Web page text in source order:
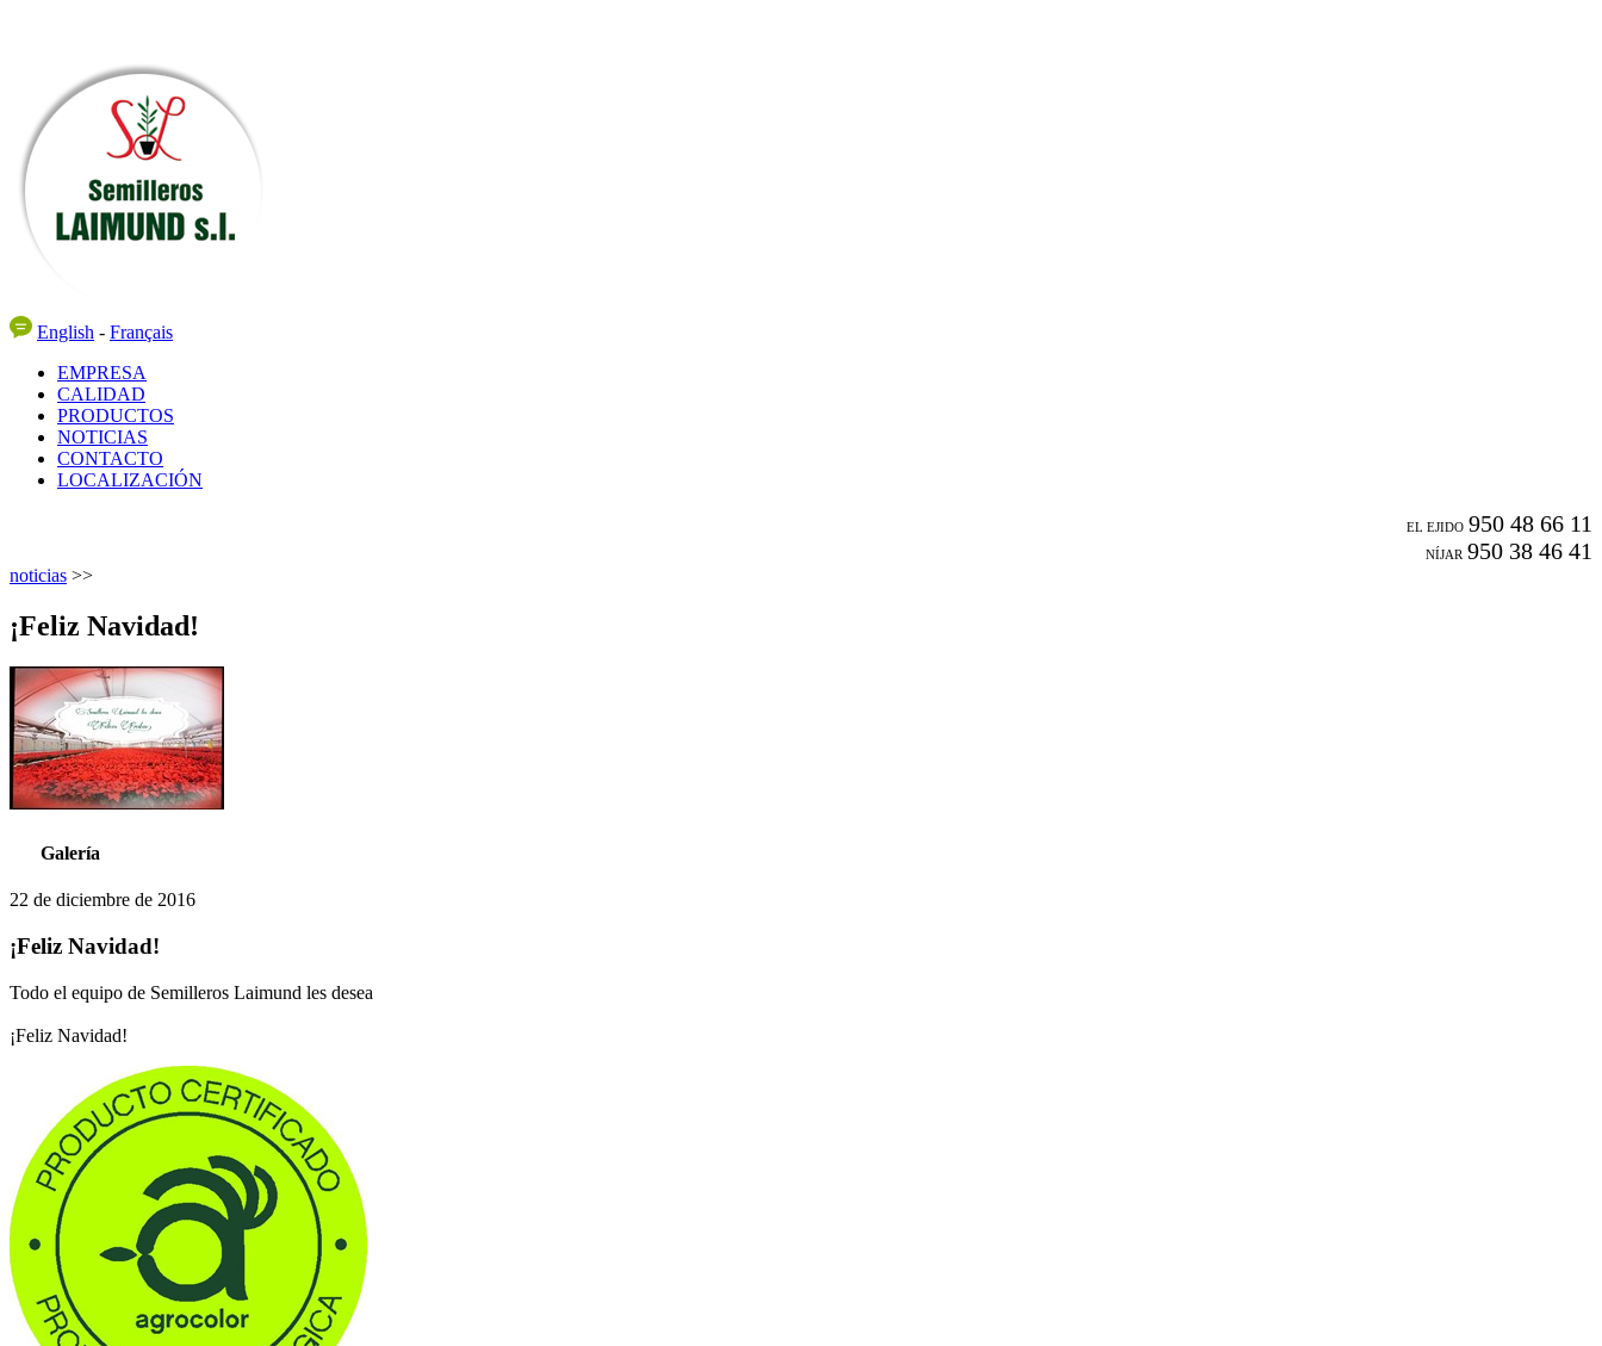
English - Français
EMPRESA
CALIDAD
PRODUCTOS
NOTICIAS
CONTACTO
LOCALIZACIÓN
EL EJIDO 950 48 66 11
NÍJAR 950 38 46 41
noticias >>
¡Feliz Navidad!
Galería
22 de diciembre de 2016
¡Feliz Navidad!
Todo el equipo de Semilleros Laimund les desea
¡Feliz Navidad!